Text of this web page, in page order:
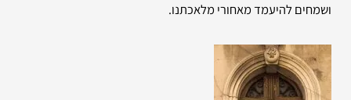
ושמחים להיעמד מאחורי מלאכתנו.